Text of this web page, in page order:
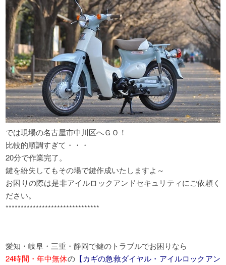
では現場の名古屋市中川区へＧＯ！
比較的順調すぎて・・・
20分で作業完了。
鍵を紛失してもその場で鍵作成いたしますよ～
お困りの際は是非アイルロックアンドセキュリティにご依頼く
ださい。
*******************************
愛知・岐阜・三重・静岡で鍵のトラブルでお困りなら
24時間・年中無休の【カギの急救ダイヤル・アイルロックアン